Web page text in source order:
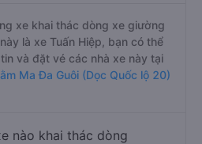
xe khai thác dòng xe giường
là xe Tuấn Hiệp, bạn có thể
và đặt vé các nhà xe này tại
Ma Đa Guôi (Dọc Quốc lộ 20)
nào khai thác dòng